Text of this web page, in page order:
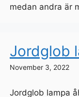
medan andra är
Jordglob
November 3, 2022
Jordglob lampa